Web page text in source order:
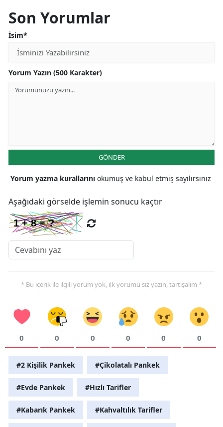
Son Yorumlar
İsim*
Yorum Yazın (500 Karakter)
GÖNDER
Yorum yazma kurallarını okumuş ve kabul etmiş sayılırsınız
Aşağıdaki görselde işlemin sonucu kaçtır
* Bu içerik ile ilgili yorum yok, ilk yorumu siz yazın, tartışalım *
0 0 0 0 0 0
#2 Kişilik Pankek #Çikolatalı Pankek
#Evde Pankek #Hızlı Tarifler
#Kabarık Pankek #Kahvaltılık Tarifler